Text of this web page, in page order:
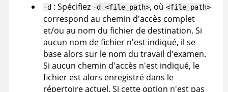
-d : Spécifiez -d <file_path>, où <file_path>
correspond au chemin d'accès complet
et/ou au nom du fichier de destination. Si
aucun nom de fichier n'est indiqué, il se
base alors sur le nom du travail d'examen.
Si aucun chemin d'accès n'est indiqué, le
fichier est alors enregistré dans le
répertoire actuel. Si cette option n'est pas